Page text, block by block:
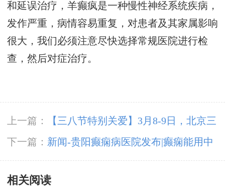
和延误治疗，羊癫疯是一种慢性神经系统疾病，
发作严重，病情容易重复，对患者及其家属影响
很大，我们必须注意尽快选择常规医院进行检
查，然后对症治疗。
上一篇：
【三八节特别关爱】3月8-9日，北京三
甲名医0元亲诊+专项免费检查+万元救助，助力
癫痫女性重获健康
下一篇： 新闻-贵阳癫痫病医院发布|癫痫能用中
医治疗吗？
相关阅读